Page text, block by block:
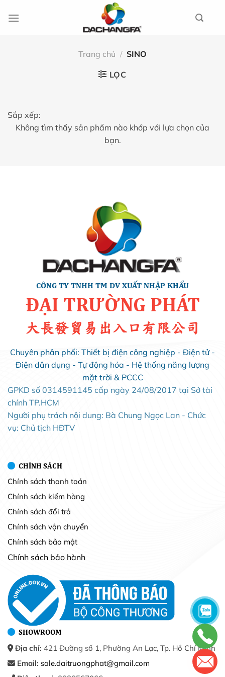
đến
Trang chủ / SINO
LỌC
Sắp xếp:
Không tìm thấy sản phẩm nào khớp với lựa chọn của
bạn.
CÔNG TY TNHH TM DV XUẤT NHẬP KHẨU
ĐẠI TRƯỜNG PHÁT
大長發貿易出入口有限公司
Chuyên phân phối: Thiết bị điện công nghiệp - Điện tử -
Điện dân dụng - Tự động hóa - Hệ thống năng lượng
mặt trời & PCCC
GPKD số 0314591145 cấp ngày 24/08/2017 tại Sở tài
chính TP.HCM
Người phụ trách nội dung: Bà Chung Ngọc Lan - Chức
vụ: Chủ tịch HĐTV
CHÍNH SÁCH
Chính sách thanh toán
Chính sách kiểm hàng
Chính sách đổi trả
Chính sách vận chuyển
Chính sách bảo mật
Chính sách bảo hành
SHOWROOM
Địa chỉ: 421 Đường số 1, Phường An Lạc, Tp. Hồ Chí Minh
Email: sale.daitruongphat@gmail.com